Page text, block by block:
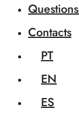
Contacts
PT
EN
ES